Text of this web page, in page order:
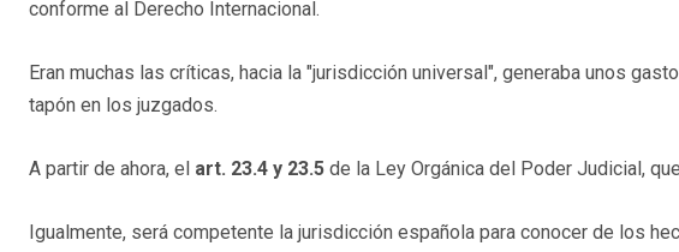
conforme al Derecho Internacional.
Eran muchas las críticas, hacia la "jurisdicción universal", generaba unos
tapón en los juzgados.
A partir de ahora, el art. 23.4 y 23.5 de la Ley Orgánica del Poder Judicial,
Igualmente, será competente la jurisdicción española para conocer de los